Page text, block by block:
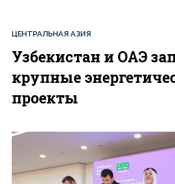
ЦЕНТРАЛЬНАЯ АЗИЯ
Узбекистан и ОАЭ
крупные
проекты